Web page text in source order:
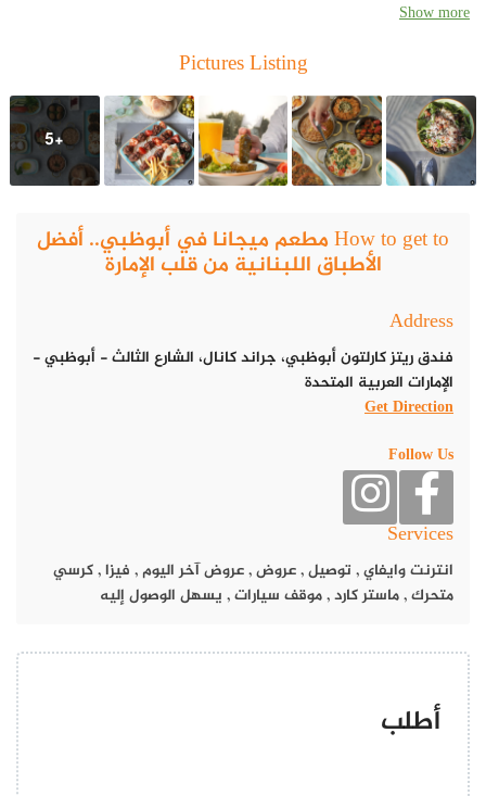
Show more
Pictures Listing
+5
How to get to مطعم ميجانا في أبوظبي.. أفضل
الأطباق اللبنانية من قلب الإمارة
Address
فندق ريتز كارلتون أبوظبي، جراند كانال، الشارع الثالث - أبوظبي -
الإمارات العربية المتحدة
Get Direction
Follow Us
Services
انترنت وايفاي, توصيل,عروض,عروض آخر اليوم, فيزا,كرسي
متحرك,ماستر كارد,موقف سيارات, يسهل الوصول إليه
أطلب